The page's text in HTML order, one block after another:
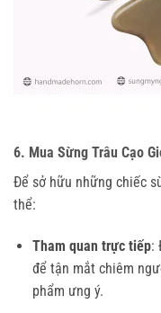
6. Mua Sừng Trâu Cạo
Để sở hữu những chiếc
thể:
Tham quan trực tiếp:
để tận mắt chiêm
phẩm ưng ý.